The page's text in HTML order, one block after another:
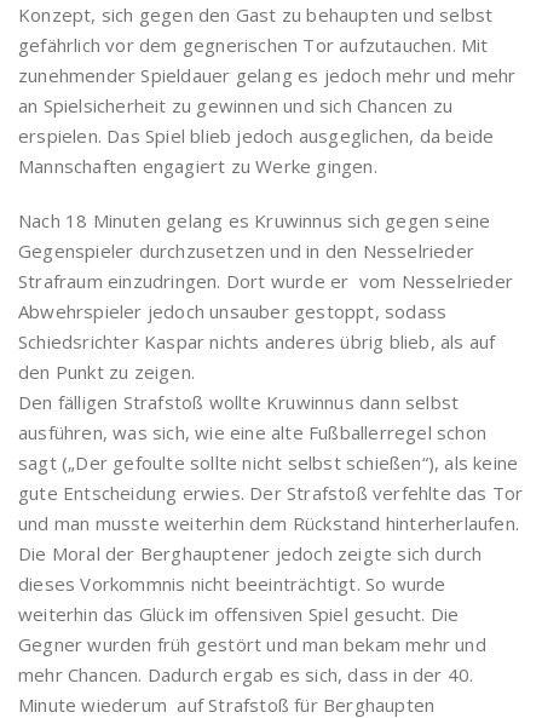
Konzept, sich gegen den Gast zu behaupten und selbst
gefährlich vor dem gegnerischen Tor aufzutauchen. Mit
zunehmender Spieldauer gelang es jedoch mehr und mehr
an Spielsicherheit zu gewinnen und sich Chancen zu
erspielen. Das Spiel blieb jedoch ausgeglichen, da beide
Mannschaften engagiert zu Werke gingen.
Nach 18 Minuten gelang es Kruwinnus sich gegen seine
Gegenspieler durchzusetzen und in den Nesselrieder
Strafraum einzudringen. Dort wurde er vom Nesselrieder
Abwehrspieler jedoch unsauber gestoppt, sodass
Schiedsrichter Kaspar nichts anderes übrig blieb, als auf
den Punkt zu zeigen.
Den fälligen Strafstoß wollte Kruwinnus dann selbst
ausführen, was sich, wie eine alte Fußballerregel schon
sagt („Der gefoulte sollte nicht selbst schießen“), als keine
gute Entscheidung erwies. Der Strafstoß verfehlte das Tor
und man musste weiterhin dem Rückstand hinterherlaufen.
Die Moral der Berghauptener jedoch zeigte sich durch
dieses Vorkommnis nicht beeinträchtigt. So wurde
weiterhin das Glück im offensiven Spiel gesucht. Die
Gegner wurden früh gestört und man bekam mehr und
mehr Chancen. Dadurch ergab es sich, dass in der 40.
Minute wiederum auf Strafstoß für Berghaupten